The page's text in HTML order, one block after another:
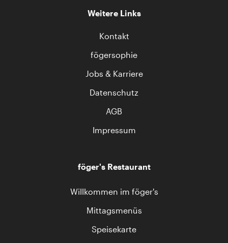
Weitere Links
Kontakt
fögersophie
Jobs & Karriere
Datenschutz
AGB
Impressum
föger's Restaurant
Willkommen im föger's
Mittagsmenüs
Speisekarte